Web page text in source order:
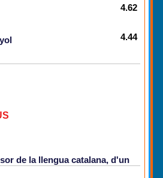
4.62
4.44
de la llengua catalana, d'un